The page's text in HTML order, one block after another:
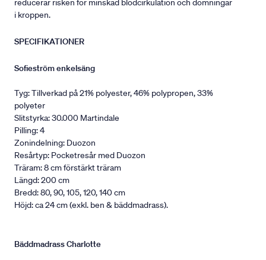
reducerar risken för minskad blodcirkulation och domningar
i kroppen.
SPECIFIKATIONER
Sofieström enkelsäng
Tyg: Tillverkad på 21% polyester, 46% polypropen, 33%
polyeter
Slitstyrka: 30.000 Martindale
Pilling: 4
Zonindelning: Duozon
Resårtyp: Pocketresår med Duozon
Träram: 8 cm förstärkt träram
Längd: 200 cm
Bredd: 80, 90, 105, 120, 140 cm
Höjd: ca 24 cm (exkl. ben & bäddmadrass).
Bäddmadrass Charlotte